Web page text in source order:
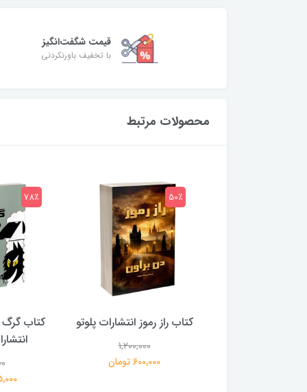
قیمت شگفت‌انگیز
با تخفیف باورنکردنی
محصولات مرتبط
کتاب راز رموز انتشارات پلوتو
1,200,000
600,000 تومان
50٪
کتاب
78٪